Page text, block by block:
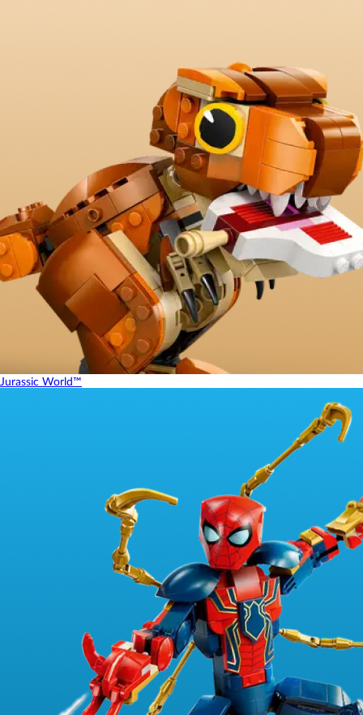
Jurassic World™